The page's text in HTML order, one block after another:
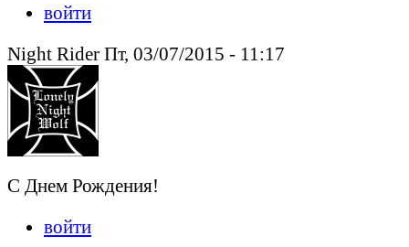
войти
Night Rider Пт, 03/07/2015 - 11:17
С Днем Рождения!
войти